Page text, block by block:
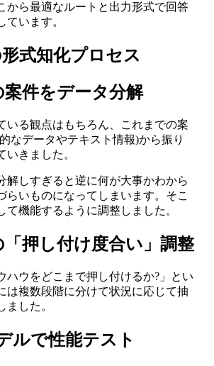
から最適なルートと出力形式で回答
ています。
式知化プロセス
件をデータ分解
いる観点はもちろん、これまでの案
なデータやテキスト情報)から振り
いきました。
解しすぎると逆に何が大事かわから
らいものになってしまいます。そこ
て機能するように調整しました。
「押し付け度合い」調整
ハウをどこまで押し付けるか?」とい
は複数段階に分けて状況に応じて抽
ました。
ルで性能テスト